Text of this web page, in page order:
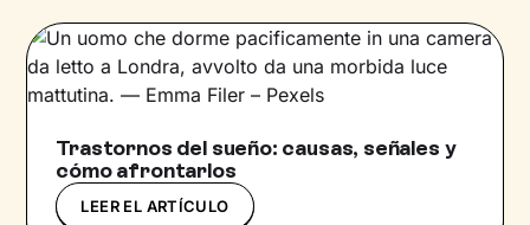
Trastornos del sueño: causas, señales y
cómo afrontarlos
LEER EL ARTÍCULO